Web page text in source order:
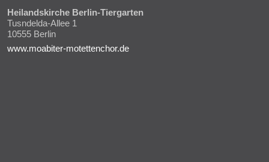
Heilandskirche Berlin-Tiergarten
Tusndelda-Allee 1
10555 Berlin
www.moabiter-motettenchor.de